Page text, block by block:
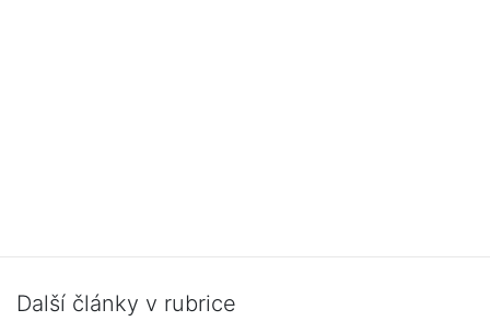
Další články v rubrice